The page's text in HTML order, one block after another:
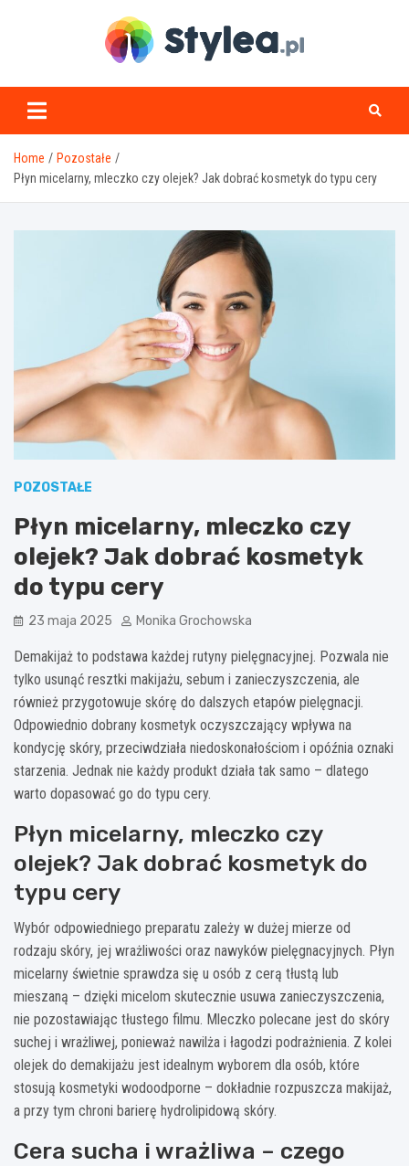
stylea.pl
Home
Pozostałe
Płyn micelarny, mleczko czy olejek? Jak dobrać kosmetyk do typu cery
POZOSTAŁE
Płyn micelarny, mleczko czy
olejek? Jak dobrać kosmetyk
do typu cery
23 maja 2025 Monika Grochowska
Demakijaż to podstawa każdej rutyny pielęgnacyjnej. Pozwala nie
tylko usunąć resztki makijażu, sebum i zanieczyszczenia, ale
również przygotowuje skórę do dalszych etapów pielęgnacji.
Odpowiednio dobrany kosmetyk oczyszczający wpływa na
kondycję skóry, przeciwdziała niedoskonałościom i opóźnia oznaki
starzenia. Jednak nie każdy produkt działa tak samo – dlatego
warto dopasować go do typu cery.
Płyn micelarny, mleczko czy
olejek? Jak dobrać kosmetyk do
typu cery
Wybór odpowiedniego preparatu zależy w dużej mierze od
rodzaju skóry, jej wrażliwości oraz nawyków pielęgnacyjnych. Płyn
micelarny świetnie sprawdza się u osób z cerą tłustą lub
mieszaną – dzięki micelom skutecznie usuwa zanieczyszczenia,
nie pozostawiając tłustego filmu. Mleczko polecane jest do skóry
suchej i wrażliwej, ponieważ nawilża i łagodzi podrażnienia. Z kolei
olejek do demakijażu jest idealnym wyborem dla osób, które
stosują kosmetyki wodoodporne – dokładnie rozpuszcza makijaż,
a przy tym chroni barierę hydrolipidową skóry.
Cera sucha i wrażliwa – czego